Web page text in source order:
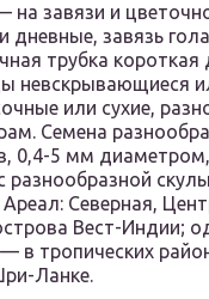
завязи и
дневные, завязь
трубка короткая
невскрывающиеся
или сухие,
Семена
0,4-5 мм диаметром,
разнообразной
Северная,
Вест-Индии;
в тропических
Ланке.